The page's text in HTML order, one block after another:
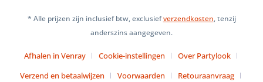
* Alle prijzen zijn inclusief btw, exclusiefverzendkosten, tenzij
anderszins aangegeven.
Afhalen in Venray Cookie-instellingen
Over Partylook
Verzend en betaalwijzen
Voorwaarden
Retouraanvraag